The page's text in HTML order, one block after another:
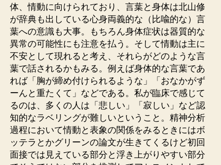
体、情動に向けられており、言葉と身体は北山修
が辞典も出している心身両義的な（比喩的な）言
葉への意識も大事。もちろん身体症状は器質的な
異常の可能性にも注意を払う。そして情動は主に
不安として現れると考え、それらがどのような言
葉で話されるかもみる。例えば身体的な言葉であ
れば「胸が締め付けられるような」「おなかがず
ーんと重たくて」などである。私が臨床で感じて
るのは、多くの人は「悲しい」「寂しい」など認
知的なラベリングが難しいということ。精神分析
過程において情動と表象の関係をみるときにはボ
ッテラとかグリーンの論文が生きてくるけど初回
面接では見えている部分と浮き上がりやすい部分